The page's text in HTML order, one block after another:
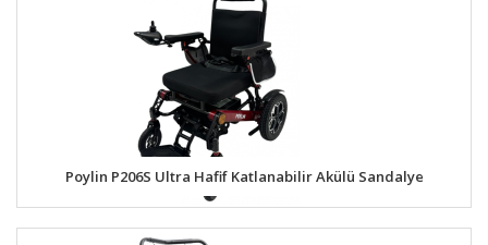
Poylin P206S Ultra Hafif Katlanabilir Akülü Sandalye